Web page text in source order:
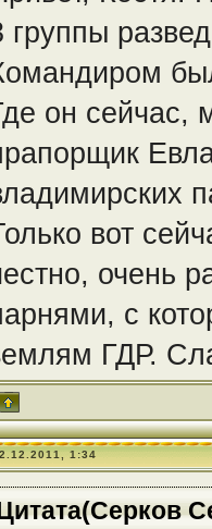
группы
он сейчас,
вот
очень
с
ГДР.
1:34